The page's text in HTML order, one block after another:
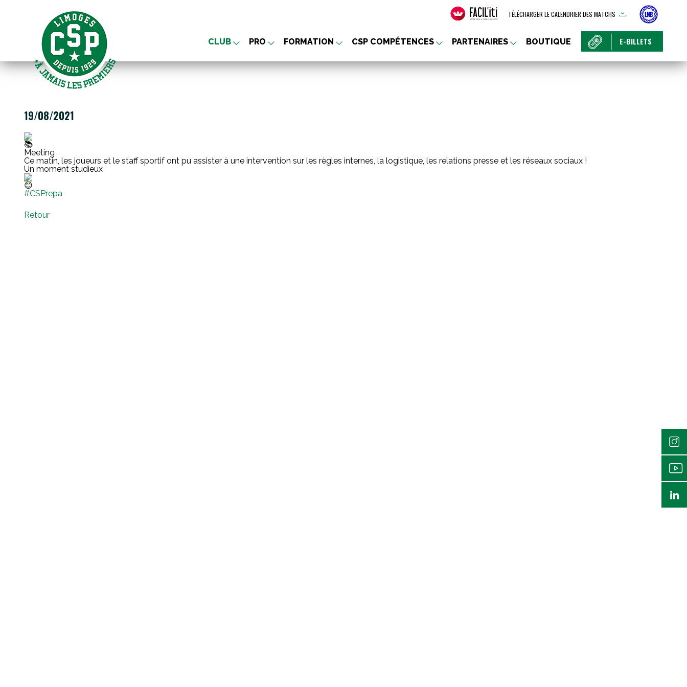
TÉLÉCHARGER LE CALENDRIER DES MATCHS
E-BILLETS
auCLUB PRO FORMATION CSP COMPÉTENCES PARTENAIRES BOUTIQUE
19/08/2021
Meeting
Ce matin, les joueurs et le staff sportif ont pu assister à une intervention sur les règles internes, la logistique, les relations presse et les réseaux sociaux !
Un moment studieux
#CSPrepa
Retour